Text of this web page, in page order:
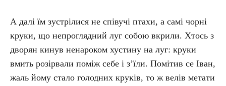
А далі їм зустрілися не співучі птахи, а самі чорні
круки, що непроглядний луг собою вкрили. Хтось з
дворян кинув ненароком хустину на луг: круки
вмить розірвали поміж себе і з’їли. Помітив се Іван,
жаль йому стало голодних круків, то ж велів метати